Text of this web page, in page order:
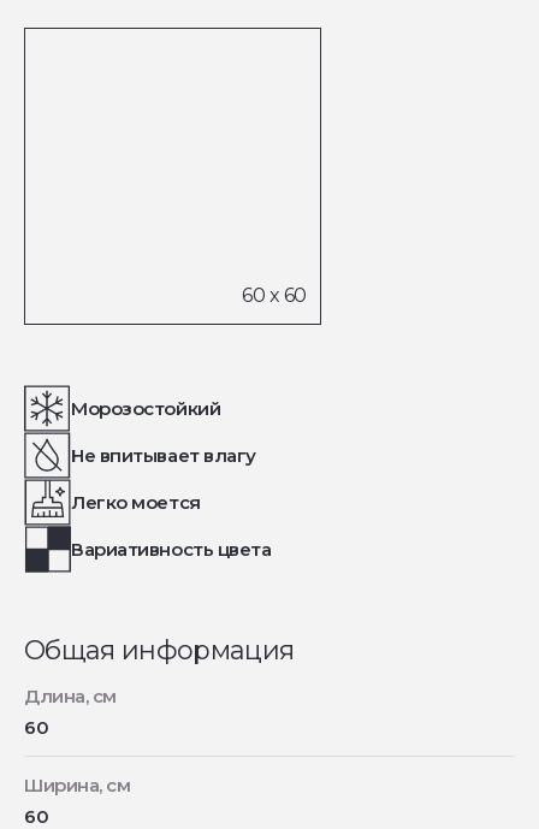
Морозостойкий
Не впитывает влагу
Легко моется
Вариативность цвета
Общая информация
Длина, см
60
Ширина, см
60